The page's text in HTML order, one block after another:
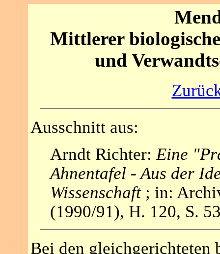
Mittlerer
und
Ausschnitt aus:
Arndt Richter: Eine
Ahnentafel - Aus der
Wissenschaft ; in:
(1990/91), H. 120, S.
Bei den gleichgerichteten